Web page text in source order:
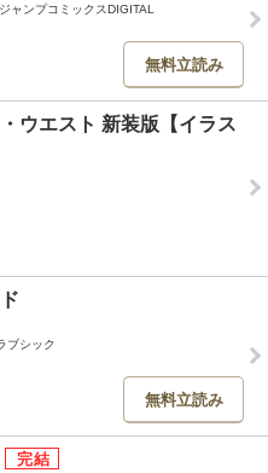
ャンプコミックスDIGITAL
無料立読み
ウエスト 新装版【イラス
ブシック
無料立読み